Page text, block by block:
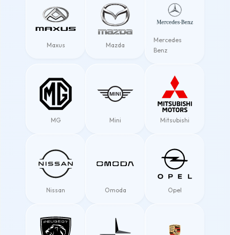
Maxus Mazda
Mercedes
Benz
MG Mini Mitsubishi
Nissan Omoda Opel